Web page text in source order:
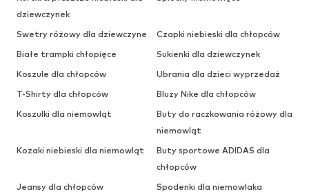
dziewczynek
Swetry różowy dla dziewczyne
Czapki niebieski dla chłopców
Białe trampki chłopięce
Sukienki dla dziewczynek
Koszule dla chłopców
Ubrania dla dzieci wyprzedaż
T-Shirty dla chłopców
Bluzy Nike dla chłopców
Koszulki dla niemowląt
Buty do raczkowania różowy dla
niemowląt
Kozaki niebieski dla niemowląt
Buty sportowe ADIDAS dla
chłopców
Jeansy dla chłopców
Spodenki dla niemowlaka